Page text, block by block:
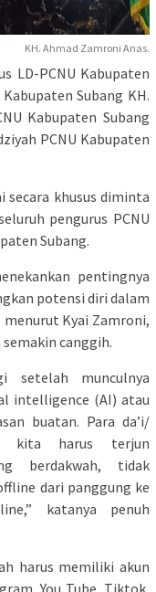
KH. Ahmad Zamroni Anas.
LD-PCNU Kabupaten
Subang KH.
Kabupaten Subang
PCNU Kabupaten
secara khusus diminta
pengurus PCNU
Subang.
pentingnya
potensi diri dalam
Kyai Zamroni,
canggih.
setelah munculnya
intelligence (AI) atau
buatan. Para da’i/
kita harus terjun
berdakwah, tidak
dari panggung ke
katanya penuh
harus memiliki akun
You Tube, Tiktok,